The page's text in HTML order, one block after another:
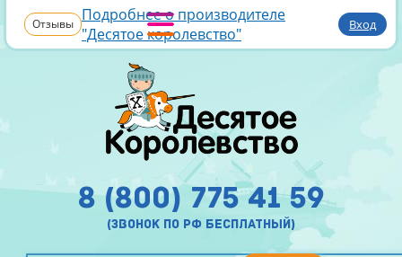
Отзывы Подробнее о производителе
"Десятое королевство"
Вход
8 (800) 775 41 59
(звонок по рф бесплатный)